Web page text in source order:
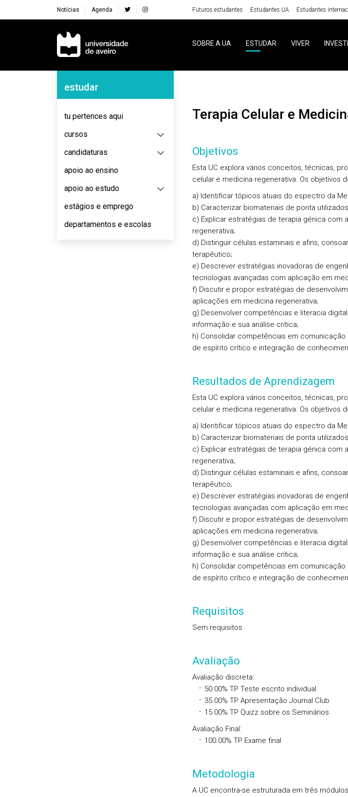
Notícias Agenda Futuros estudantes Estudantes UA Estudantes
Navegação Principal
SOBRE A UA ESTUDAR VIVER
Navegação Lateral
estudar
tu pertences aqui
cursos
candidaturas
apoio ao ensino
apoio ao estudo
estágios e emprego
departamentos e escolas
Terapia Celular e
Objetivos
Esta UC explora vários conceitos, técnicas,
celular e medicina regenerativa. Os objetivos
a) Identificar tópicos atuais do espectro da
b) Caracterizar biomateriais de ponta
c) Explicar estratégias de terapia génica com
regenerativa;
d) Distinguir células estaminais e afins,
terapêutico;
e) Descrever estratégias inovadoras de
tecnologias avançadas com aplicação em
f) Discutir e propor estratégias de
aplicações em medicina regenerativa;
g) Desenvolver competências e literacia
informação e sua análise crítica;
h) Consolidar competências em
de espírito crítico e integração de
Resultados de Aprendizagem
Esta UC explora vários conceitos, técnicas,
celular e medicina regenerativa. Os objetivos
a) Identificar tópicos atuais do espectro da
b) Caracterizar biomateriais de ponta
c) Explicar estratégias de terapia génica com
regenerativa;
d) Distinguir células estaminais e afins,
terapêutico;
e) Descrever estratégias inovadoras de
tecnologias avançadas com aplicação em
f) Discutir e propor estratégias de
aplicações em medicina regenerativa;
g) Desenvolver competências e literacia
informação e sua análise crítica;
h) Consolidar competências em
de espírito crítico e integração de
Requisitos
Sem requisitos
Avaliação
Avaliação discreta:
50.00% TP Teste escrito individual
35.00% TP Apresentação Journal Club
15.00% TP Quizz sobre os Seminários
Avaliação Final:
100.00% TP Exame final
Metodologia
A UC encontra-se estruturada em três